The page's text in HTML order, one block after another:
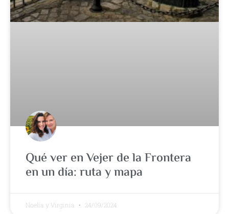
Qué ver en Vejer de la Frontera
en un día: ruta y mapa
Noelia y Virginia 24/09/2024